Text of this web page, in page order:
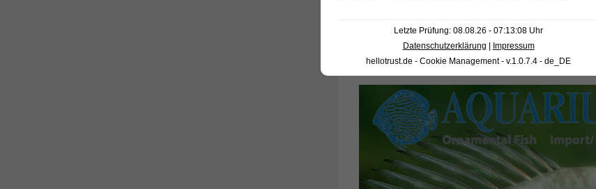
Letzte Prüfung: 08.08.26 - 07:13:08 Uhr
Datenschutzerklärung
Impressum
hellotrust.de - Cookie Management - v.1.0.7.4 - de_DE